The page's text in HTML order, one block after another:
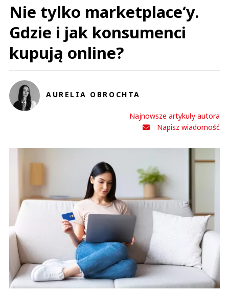
Nie tylko marketplace‘y.
Gdzie i jak konsumenci
kupują online?
AURELIA OBROCHTA
Najnowsze artykuły autora
Napisz wiadomość